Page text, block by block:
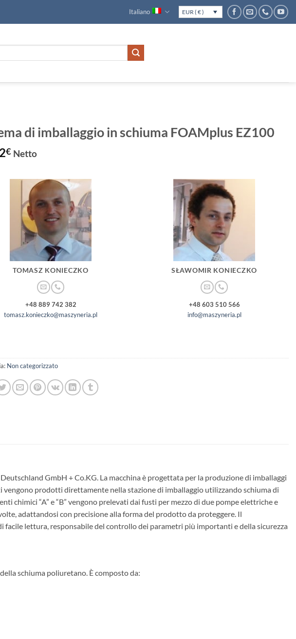
Italiano EUR ( € )
di imballaggio in schiuma FOAMplus EZ100
€ Netto
TOMASZ KONIECZKO
+48 889 742 382
tomasz.konieczko@maszyneria.pl
SŁAWOMIR KONIECZKO
+48 603 510 566
info@maszyneria.pl
Non categorizzato
GmbH + Co.KG. La macchina è progettata per la produzione di imballaggi
prodotti direttamente nella stazione di imballaggio utilizzando schiuma di
chimici “A” e “B” vengono prelevati dai fusti per mezzo di due pompe elettriche e
adattandosi con precisione alla forma del prodotto da proteggere. Il
lettura, responsabile del controllo dei parametri più importanti e della sicurezza
schiuma poliuretano. È composto da: